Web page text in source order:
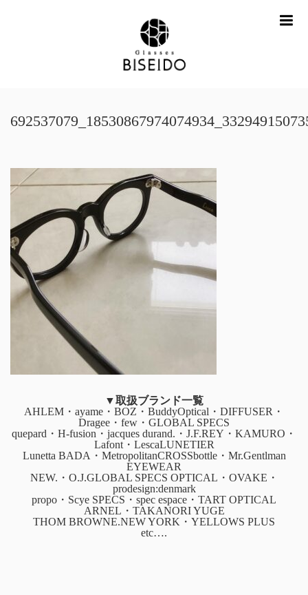
▼取扱ブランド一覧
AHLEM・ayame・BOZ・BuddyOptical・DIFFUSER・
Dragee・few・GLOBAL SPECS
quepard・H-fusion・jacques durand.・J.F.REY・KAMURO・
Lafont・LescaLUNETIER
Lunetta BADA・MetropolitanCROSSbottle・Mr.Gentlman
EYEWEAR
NEW.・O.J.GLOBAL SPECS OPTICAL・OVAKE・
prodesign:denmark
propo・Scye SPECS・spec espace・TART OPTICAL
ARNEL・TAKANORI YUGE
THOM BROWNE.NEW YORK・YELLOWS PLUS
etc….